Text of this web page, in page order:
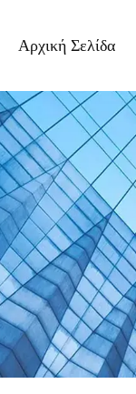
Αρχική Σελίδα